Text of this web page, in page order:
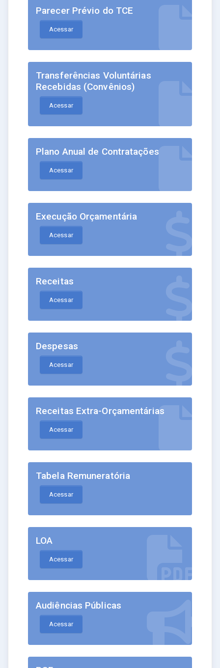
Parecer Prévio do TCE
Acessar
Transferências Voluntárias
Recebidas (Convênios)
Acessar
Plano Anual de Contratações
Acessar
Execução Orçamentária
Acessar
Receitas
Acessar
Despesas
Acessar
Receitas Extra-Orçamentárias
Acessar
Tabela Remuneratória
Acessar
LOA
Acessar
Audiências Públicas
Acessar